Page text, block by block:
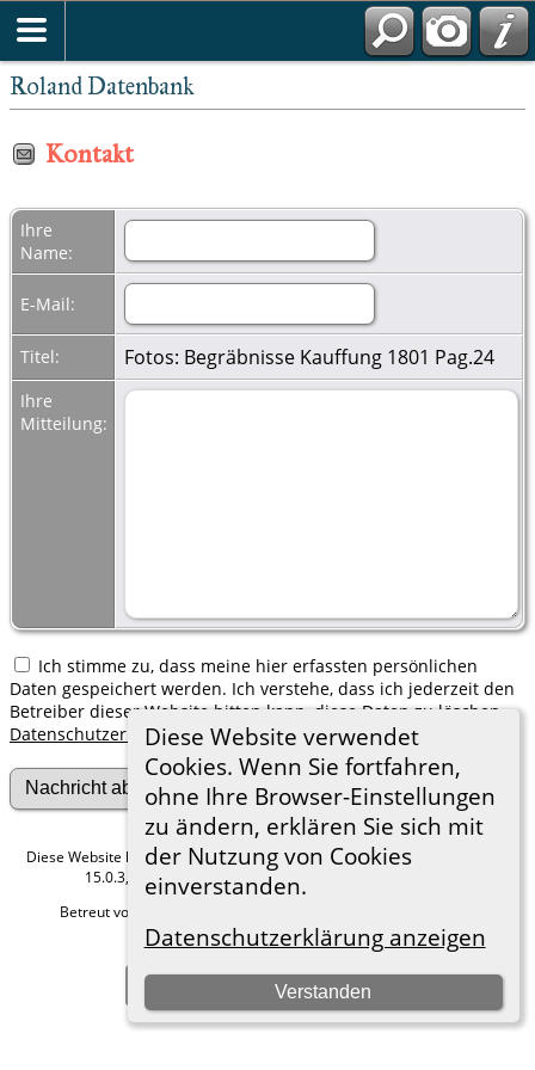
Roland Datenbank
Diese Website verwendet
Cookies. Wenn Sie fortfahren,
ohne Ihre Browser-Einstellungen
zu ändern, erklären Sie sich mit
der Nutzung von Cookies
einverstanden.
Datenschutzerklärung anzeigen
Verstanden
Kontakt
Ihre
Name:
E-Mail:
Titel: Fotos: Begräbnisse Kauffung 1801 Pag.24
Ihre
Mitteilung:
Ich stimme zu, dass meine hier erfassten persönlichen
Daten gespeichert werden. Ich verstehe, dass ich jederzeit den
Betreiber dieser Website bitten kann, diese Daten zu löschen.
Datenschutzerklärung
Diese Website läuft mit The Next Generation of Genealogy Sitebuilding
15.0.3, programmiert von Darrin Lythgoe © 2001-2026.
Betreut von
Hier geht es zum Impressum
Zur Desktop-Webseite wechseln